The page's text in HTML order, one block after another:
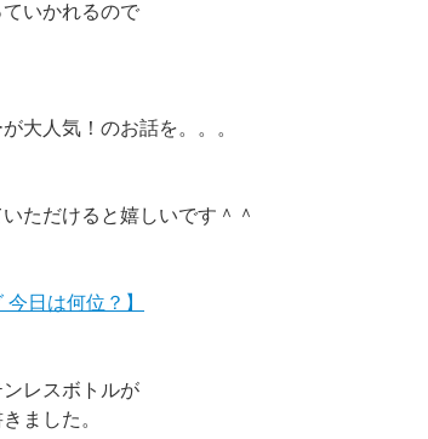
いかれるので
大人気！のお話を。。。
ただけると嬉しいです＾＾
日は何位？】
レスボトルが
ました。